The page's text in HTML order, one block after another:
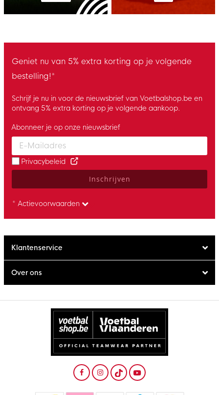
Geniet nu van 5% extra korting op je volgende
bestelling!*
Schrijf je nu in voor de nieuwsbrief van Voetbalshop.be en
ontvang 5% extra korting op je volgende aankoop.
Enter your email and accept the privacy policy to subscribe to
Abonneer je op onze nieuwsbrief
Privacybeleid
Inschrijven
* Actievoorwaarden
Klantenservice
Over ons